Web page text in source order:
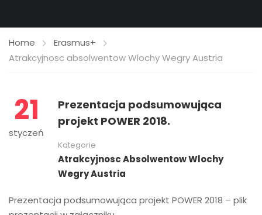
Home
Erasmus+
Atrakcyjnosc absolwentow Wlochy Wegry Austria
21
styczeń
Prezentacja podsumowująca
projekt POWER 2018.
Kategorie
Atrakcyjnosc Absolwentow Wlochy
Wegry Austria
Prezentacja podsumowująca projekt POWER 2018 – plik